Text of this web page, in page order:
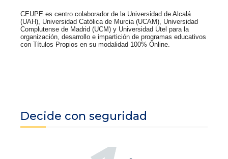
CEUPE es centro colaborador de la Universidad de Alcalá
(UAH), Universidad Católica de Murcia (UCAM), Universidad
Complutense de Madrid (UCM) y Universidad Utel para la
organización, desarrollo e impartición de programas educativos
con Títulos Propios en su modalidad 100% Online.
Decide con seguridad